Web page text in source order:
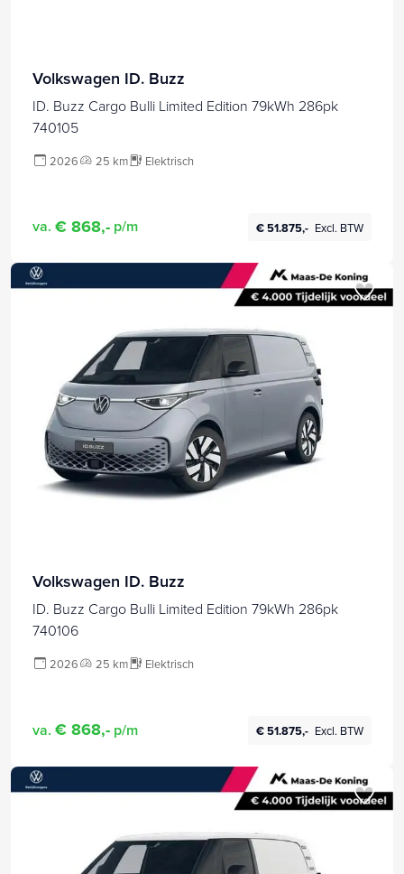
Volkswagen ID. Buzz
ID. Buzz Cargo Bulli Limited Edition 79kWh 286pk
740105
2026 25 km Elektrisch
va. € 868,- p/m € 51.875,- Excl. BTW
Volkswagen ID. Buzz
ID. Buzz Cargo Bulli Limited Edition 79kWh 286pk
740106
2026 25 km Elektrisch
va. € 868,- p/m € 51.875,- Excl. BTW